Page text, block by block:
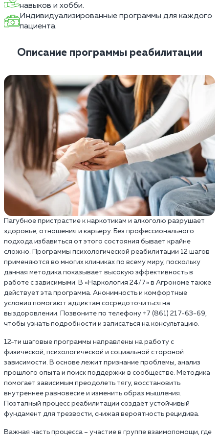
навыков и хобби.
Индивидуализированные программы для каждого
пациента.
Описание программы реабилитации
Пагубное пристрастие к наркотикам и алкоголю разрушает
здоровье, отношения и карьеру. Без профессионального
подхода избавиться от этого состояния бывает крайне
сложно. Программы психологической реабилитации 12 шагов
применяются во многих клиниках по всему миру, поскольку
данная методика показывает высокую эффективность в
работе с зависимыми. В «Наркология 24/7» в Агрономе также
действует эта программа. Анонимность и комфортные
условия помогают аддиктам сосредоточиться на
выздоровлении. Позвоните по телефону +7 (861) 217-63-69,
чтобы узнать подробности и записаться на консультацию.
12-ти шаговые программы направлены на работу с
физической, психологической и социальной стороной
зависимости. В основе лежит признание проблемы, анализ
прошлого опыта и поиск поддержки в сообществе. Методика
помогает зависимым преодолеть тягу, восстановить
внутреннее равновесие и изменить образ мышления.
Поэтапный процесс реабилитации создаёт устойчивый
фундамент для трезвости, снижая вероятность рецидива.
Важная часть процесса – участие в группе взаимопомощи, где